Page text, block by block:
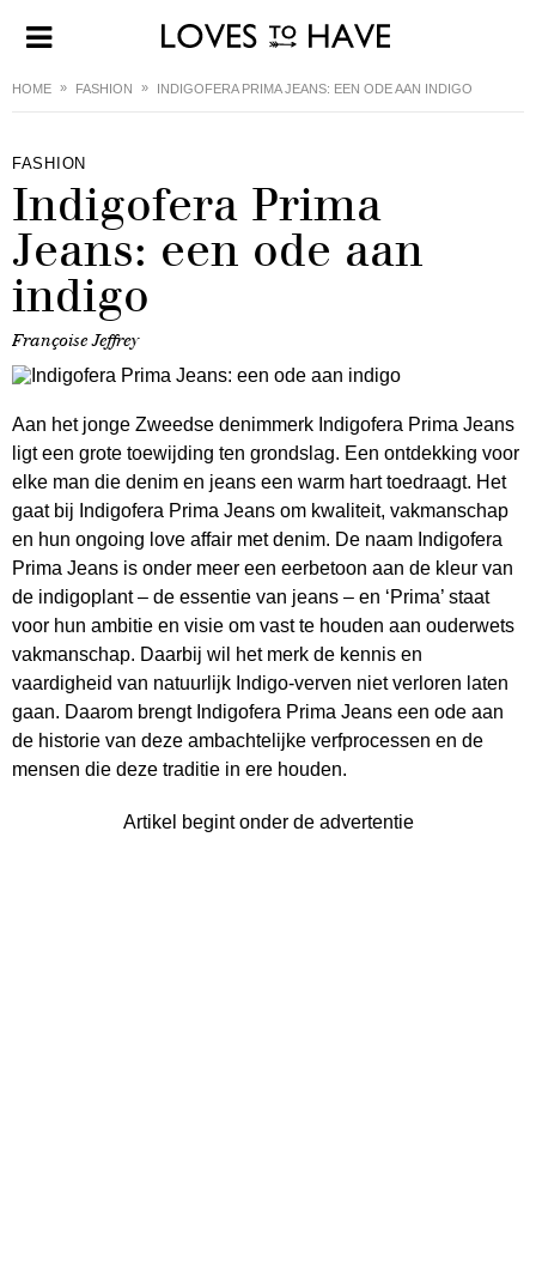
HOME FASHION INDIGOFERA PRIMA JEANS: EEN ODE AAN INDIGO
FASHION
Indigofera Prima
Jeans: een ode aan
indigo
Françoise Jeffrey
Aan het jonge Zweedse denimmerk Indigofera Prima Jeans
ligt een grote toewijding ten grondslag. Een ontdekking voor
elke man die denim en jeans een warm hart toedraagt. Het
gaat bij Indigofera Prima Jeans om kwaliteit, vakmanschap
en hun ongoing love affair met denim. De naam Indigofera
Prima Jeans is onder meer een eerbetoon aan de kleur van
de indigoplant – de essentie van jeans – en ‘Prima’ staat
voor hun ambitie en visie om vast te houden aan ouderwets
vakmanschap. Daarbij wil het merk de kennis en
vaardigheid van natuurlijk Indigo-verven niet verloren laten
gaan. Daarom brengt Indigofera Prima Jeans een ode aan
de historie van deze ambachtelijke verfprocessen en de
mensen die deze traditie in ere houden.
Artikel begint onder de advertentie